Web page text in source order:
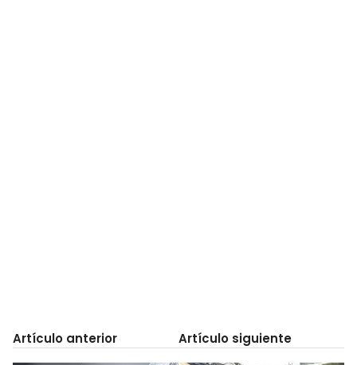
Artículo anterior Artículo siguiente